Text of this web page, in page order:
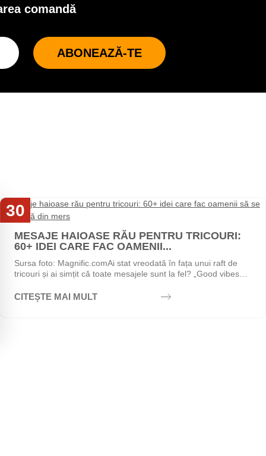
comandă
ABONEAZĂ-TE
30
MESAJE HAIOASE RĂU PENTRU TRICOURI:
60+ IDEI CARE FAC OAMENII...
Sursa foto: Magnific.comAi stat vreodată în fața unui raft de
tricouri și ai simțit că toate mesajele sunt la fel? „Good vibes
CITEȘTE MAI MULT